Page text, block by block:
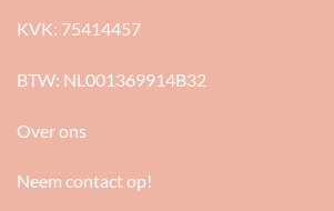
KVK: 75414457
BTW: NL001369914B32
Over ons
Neem contact op!